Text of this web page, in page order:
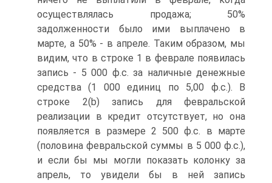
осуществлялась продажа; 50%
задолженности было ими выплачено в
марте, а 50% - в апреле. Таким образом, мы
видим, что в строке 1 в феврале появилась
запись - 5 000 ф.с. за наличные денежные
средства (1 000 единиц по 5,00 ф.с.). В
строке 2(b) запись для февральской
реализации в кредит отсутствует, но она
появляется в размере 2 500 ф.с. в марте
(половина февральской суммы в 5 000 ф.с.),
и если бы мы могли показать колонку за
апрель, то увидели бы в ней запись